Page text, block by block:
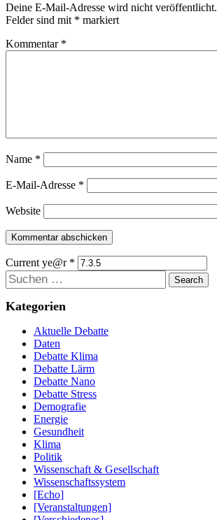
Deine E-Mail-Adresse wird nicht veröffentlicht.
Felder sind mit * markiert
Kommentar *
Name *
E-Mail-Adresse *
Website
Current ye@r *
Suchen
Kategorien
Aktuelle Debatte
Daten
Debatte Klima
Debatte Lärm
Debatte Nano
Debatte Stress
Demografie
Energie
Gesundheit
Klima
Politik
Wissenschaft & Gesellschaft
Wissenschaftssystem
[Echo]
[Veranstaltungen]